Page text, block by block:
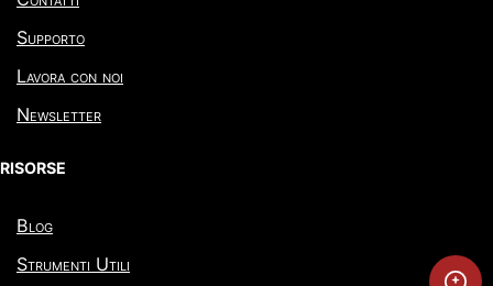
Supporto
Lavora con noi
Newsletter
RISORSE
Blog
Strumenti Utili